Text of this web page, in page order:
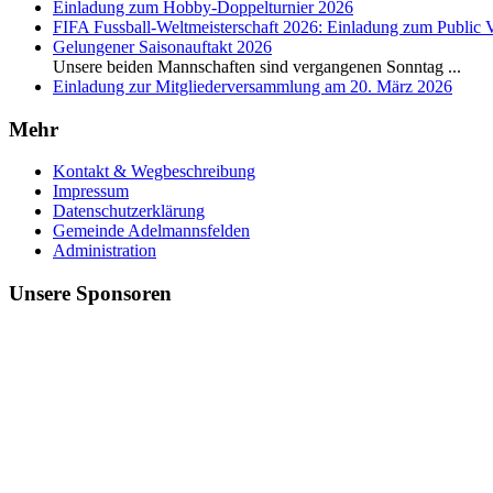
Einladung zum Hobby-Doppelturnier 2026
FIFA Fussball-Weltmeisterschaft 2026: Einladung zum Public
Gelungener Saisonauftakt 2026
Unsere beiden Mannschaften sind vergangenen Sonntag ...
Einladung zur Mitgliederversammlung am 20. März 2026
Mehr
Kontakt & Wegbeschreibung
Impressum
Datenschutzerklärung
Gemeinde Adelmannsfelden
Administration
Unsere Sponsoren